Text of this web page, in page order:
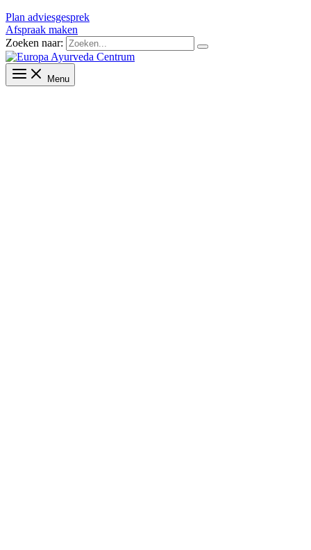
Plan adviesgesprek
Afspraak maken
Zoeken naar:
Menu